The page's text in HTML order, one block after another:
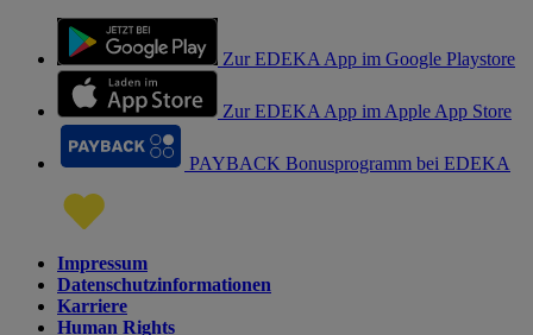
Zur EDEKA App im Google Playstore
Zur EDEKA App im Apple App Store
PAYBACK Bonusprogramm bei EDEKA
Impressum
Datenschutzinformationen
Karriere
Human Rights